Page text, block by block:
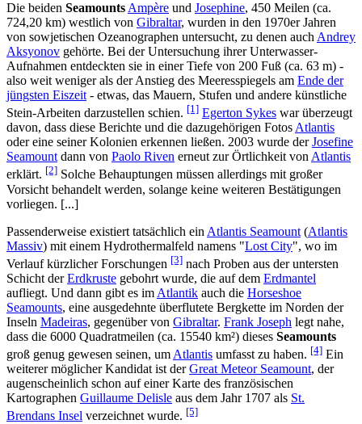
Die beiden Seamounts Ampère und Josephine, 450 Meilen (ca.
724,20 km) westlich von Gibraltar, wurden in den 1970er Jahren
von sowjetischen Ozeanographen untersucht, zu denen auch Andrey
Aksyonov gehörte. Bei der Untersuchung ihrer Unterwasser-
Aufnahmen entdeckten sie in einer Tiefe von 200 Fuß (ca. 63 m) -
also weit weniger als der Anstieg des Meeresspiegels am Ende der
jüngsten Eiszeit - etwas, das Mauern, Stufen und andere künstliche
Stein-Arbeiten darzustellen schien. [1] Egerton Sykes war überzeugt
davon, dass diese Berichte und die dazugehörigen Fotos Atlantis
oder eine seiner Kolonien erkennen ließen. 2003 wurde derJosefine
Seamount dann von Paolo Riven erneut zur Örtlichkeit von Atlantis
erklärt. [2] Solche Behauptungen müssen allerdings mit großer
Vorsicht behandelt werden, solange keine weiteren Bestätigungen
vorliegen. [...]
Passenderweise existiert tatsächlich ein Atlantis Seamount (Atlantis
Massiv) mit einem Hydrothermalfeld namens "Lost City", wo im
Verlauf kürzlicher Forschungen [3] nach Proben aus der untersten
Schicht derErdkruste gebohrt wurde, die auf dem Erdmantel
aufliegt. Und dann gibt es im Atlantik auch die Horseshoe
Seamounts, eine ausgedehnte überflutete Bergkette im Norden der
Inseln Madeiras, gegenüber von Gibraltar. Frank Joseph legt nahe,
dass die 6000 Quadratmeilen (ca. 15540 km²) dieses Seamounts
groß genug gewesen seinen, um Atlantis umfasst zu haben. [4] Ein
weiterer möglicher Kandidat ist derGreat Meteor Seamount, der
augenscheinlich schon auf einer Karte des französischen
Kartographen Guillaume Delisle aus dem Jahr 1707 als St.
Brendans Insel verzeichnet wurde. [5]